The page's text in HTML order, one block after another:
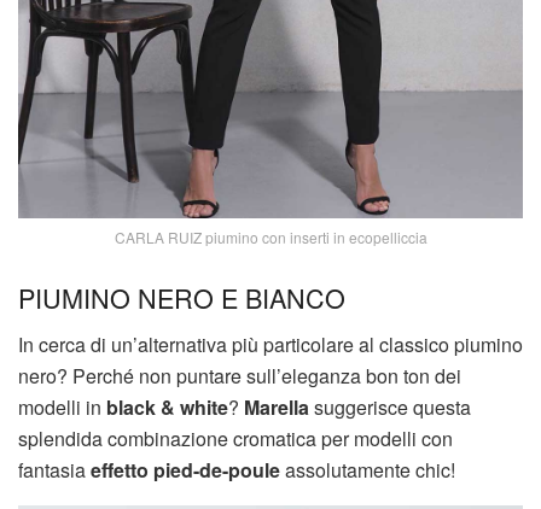
CARLA RUIZ piumino con inserti in ecopelliccia
PIUMINO NERO E BIANCO
In cerca di un’alternativa più particolare al classico piumino
nero? Perché non puntare sull’eleganza bon ton dei
modelli in black & white? Marella suggerisce questa
splendida combinazione cromatica per modelli con
fantasiaeffetto pied-de-pouleassolutamente chic!